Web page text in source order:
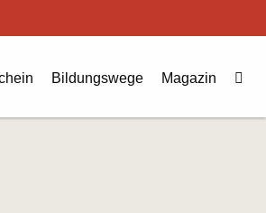
Bildungswege Magazin